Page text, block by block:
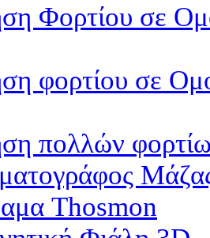
Φορτίου σε
φορτίου σε
πολλών
Thosmon